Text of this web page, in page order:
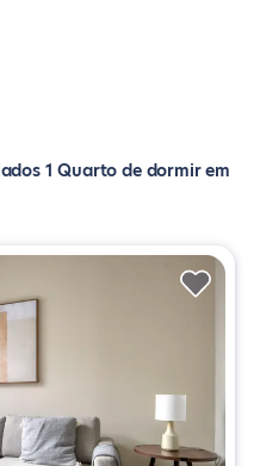
1 Quarto de dormir em